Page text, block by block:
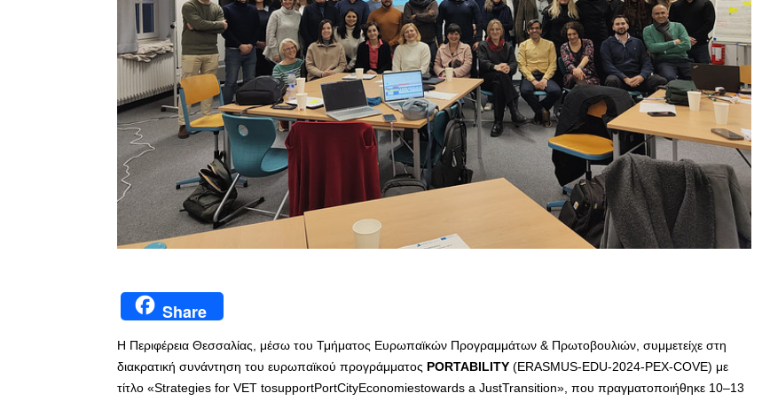
Share
Η Περιφέρεια Θεσσαλίας, μέσω του Τμήματος Ευρωπαϊκών Προγραμμάτων & Πρωτοβουλιών, συμμετείχε στη
διακρατική συνάντηση του ευρωπαϊκού προγράμματος PORTABILITY (ERASMUS-EDU-2024-PEX-COVE) με
τίτλο «Strategies for VET tosupportPortCityEconomiestowards a JustTransition», που πραγματοποιήθηκε 10–13